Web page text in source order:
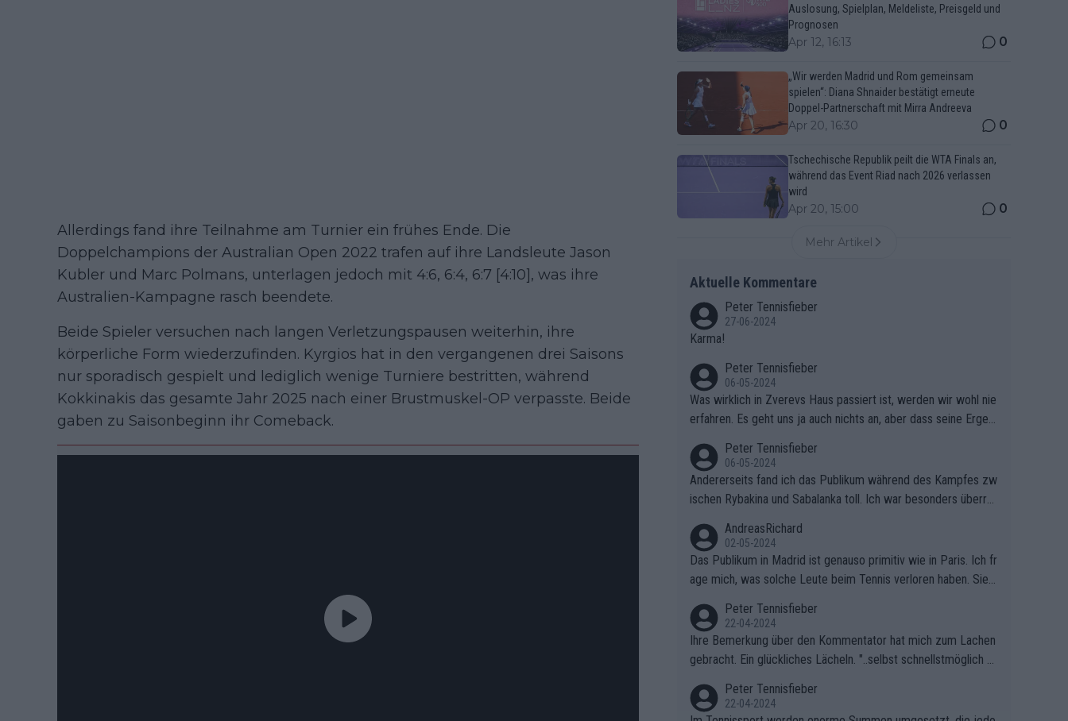
Allerdings fand ihre Teilnahme am Turnier ein frühes Ende. Die
Doppelchampions der Australian Open 2022 trafen auf ihre Landsleute Jason
Kubler und Marc Polmans, unterlagen jedoch mit 4:6, 6:4, 6:7 [4:10], was ihre
Australien-Kampagne rasch beendete.
Beide Spieler versuchen nach langen Verletzungspausen weiterhin, ihre
körperliche Form wiederzufinden. Kyrgios hat in den vergangenen drei Saisons
nur sporadisch gespielt und lediglich wenige Turniere bestritten, während
Kokkinakis das gesamte Jahr 2025 nach einer Brustmuskel-OP verpasste. Beide
gaben zu Saisonbeginn ihr Comeback.
Auslosung, Spielplan, Meldeliste, Preisgeld und
Prognosen
Apr 12, 16:13 0
„Wir werden Madrid und Rom gemeinsam
spielen“: Diana Shnaider bestätigt erneute
Doppel-Partnerschaft mit Mirra Andreeva
Apr 20, 16:30 0
Tschechische Republik peilt die WTA Finals an,
während das Event Riad nach 2026 verlassen
wird
Apr 20, 15:00 0
Mehr Artikel
Aktuelle Kommentare
Peter Tennisfieber
27-06-2024
Karma!
Peter Tennisfieber
06-05-2024
Was wirklich in Zverevs Haus passiert ist, werden wir wohl nie
erfahren. Es geht uns ja auch nichts an, aber dass seine Ergeb
Peter Tennisfieber
06-05-2024
Andererseits fand ich das Publikum während des Kampfes zw
ischen Rybakina und Sabalanka toll. Ich war besonders überras
AndreasRichard
02-05-2024
Das Publikum in Madrid ist genauso primitiv wie in Paris. Ich fr
age mich, was solche Leute beim Tennis verloren haben. Sie s
ben.
Peter Tennisfieber
22-04-2024
Ihre Bemerkung über den Kommentator hat mich zum Lachen
gebracht. Ein glückliches Lächeln. "..selbst schnellstmöglich na
Peter Tennisfieber
22-04-2024